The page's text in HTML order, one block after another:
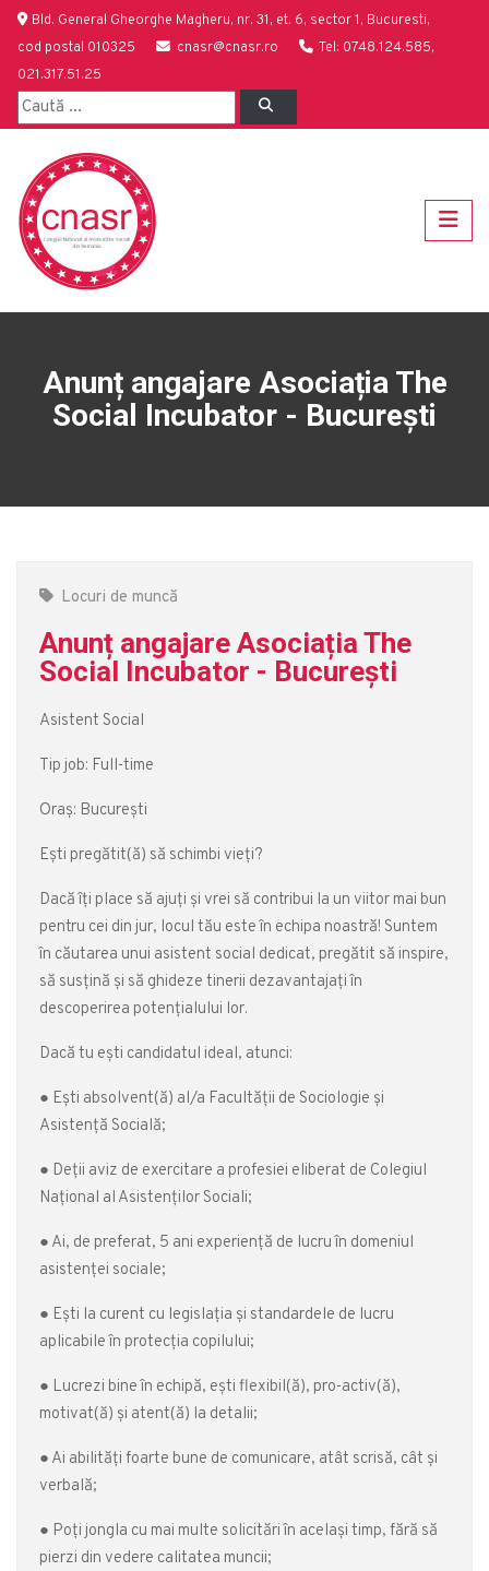
Bld. General Gheorghe Magheru, nr. 31, et. 6, sector 1, Bucuresti,
cod postal 010325
cnasr@cnasr.ro
Tel: 0748.124.585,
021.317.51.25
Anunț angajare Asociația The
Social Incubator - București
Locuri de muncă
Anunț angajare Asociația The
Social Incubator - București
Asistent Social
Tip job: Full-time
Oraș: București
Ești pregătit(ă) să schimbi vieți?
Dacă îți place să ajuți și vrei să contribui la un viitor mai bun
pentru cei din jur, locul tău este în echipa noastră! Suntem
în căutarea unui asistent social dedicat, pregătit să inspire,
să susțină și să ghideze tinerii dezavantajați în
descoperirea potențialului lor.
Dacă tu ești candidatul ideal, atunci:
● Ești absolvent(ă) al/a Facultății de Sociologie și
Asistență Socială;
● Deții aviz de exercitare a profesiei eliberat de Colegiul
Național al Asistenților Sociali;
● Ai, de preferat, 5 ani experiență de lucru în domeniul
asistenței sociale;
● Ești la curent cu legislația și standardele de lucru
aplicabile în protecția copilului;
● Lucrezi bine în echipă, ești flexibil(ă), pro-activ(ă),
motivat(ă) și atent(ă) la detalii;
● Ai abilități foarte bune de comunicare, atât scrisă, cât și
verbală;
● Poți jongla cu mai multe solicitări în același timp, fără să
pierzi din vedere calitatea muncii;